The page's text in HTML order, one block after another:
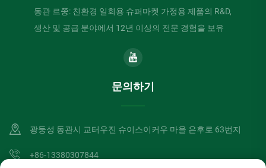
동관 르쭝: 친환경 일회용 슈퍼마켓 가정용 제품의 R&D,
생산 및 공급 분야에서 12년 이상의 전문 경험을 보유
문의하기
광둥성 동관시 교터우진 슈이스이커우 마을 은후로 63번지
+86-13380307844